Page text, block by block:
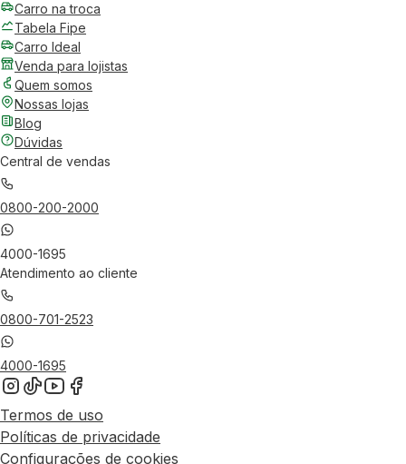
Carro na troca
Tabela Fipe
Carro Ideal
Venda para lojistas
Quem somos
Nossas lojas
Blog
Dúvidas
Central de vendas
0800-200-2000
4000-1695
Atendimento ao cliente
0800-701-2523
4000-1695
Termos de uso
Políticas de privacidade
Configurações de cookies